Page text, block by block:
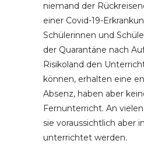
niemand der
einer Covid-19-
Schülerinnen und
der Quarantäne nach
Risikoland den
können, erhalten eine
Absenz, haben aber
Fernunterricht. An
sie voraussichtlich aber
unterrichtet werden.